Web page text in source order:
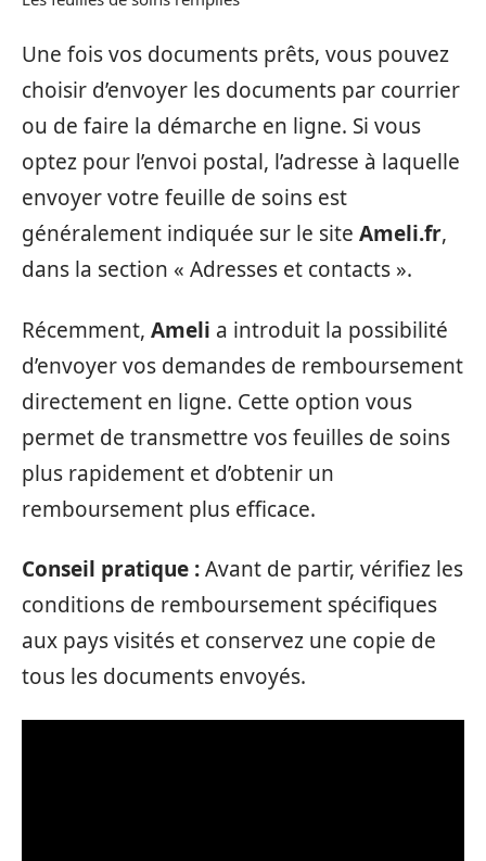
Une fois vos documents prêts, vous pouvez
choisir d’envoyer les documents par courrier
ou de faire la démarche en ligne. Si vous
optez pour l’envoi postal, l’adresse à laquelle
envoyer votre feuille de soins est
généralement indiquée sur le site Ameli.fr,
dans la section « Adresses et contacts ».
Récemment, Ameli a introduit la possibilité
d’envoyer vos demandes de remboursement
directement en ligne. Cette option vous
permet de transmettre vos feuilles de soins
plus rapidement et d’obtenir un
remboursement plus efficace.
Conseil pratique :Avant de partir, vérifiez les
conditions de remboursement spécifiques
aux pays visités et conservez une copie de
tous les documents envoyés.